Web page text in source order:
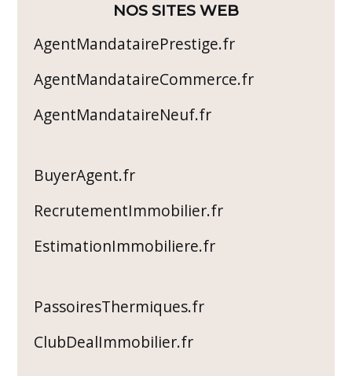
NOS SITES WEB
AgentMandatairePrestige.fr
AgentMandataireCommerce.fr
AgentMandataireNeuf.fr
BuyerAgent.fr
RecrutementImmobilier.fr
EstimationImmobiliere.fr
PassoiresThermiques.fr
ClubDealImmobilier.fr